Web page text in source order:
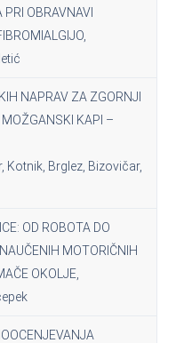
OBRAVNAVI
NAPRAV ZA ZGORNJI
MOŽGANSKI KAPI –
Kotnik, Brglez, Bizovičar,
OD ROBOTA DO
MOTORIČNIH
OKOLJE,